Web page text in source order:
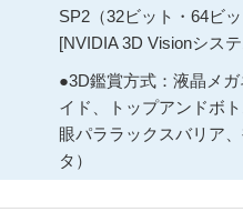
SP2（32ビット・64ビ
[NVIDIA 3D Visionシス
●3D鑑賞方式：液晶メ
イド、トップアンドボ
眼パララックスバリア
タ）